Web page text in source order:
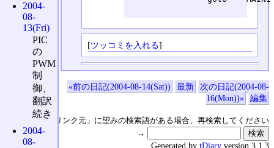
[ツッコミを入れる]
«前の日記(2004-08-14(Sat)) 最新
次の日記(2004-08-
16(Mon))»
編集
↑の「本日のリンク元」に望みの検索語がある場合、再検索してください
→
2004-
08-
13(Fri)
PIC
の
PWM
制
御、
翻訳
続き
2004-
08-
Generated by tDiary version 3.1.3